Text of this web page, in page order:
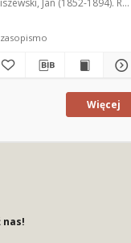
Jan (1852-1894). Red.
Więcej
nas!